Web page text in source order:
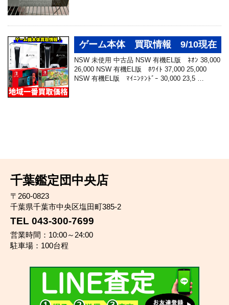
ゲーム本体 買取情報 9/10現在
NSW 未使用 中古品 NSW 有機EL版 ﾈｵﾝ 38,000
26,000 NSW 有機EL版 ﾎﾜｲﾄ 37,000 25,000
NSW 有機EL版 ﾏｲﾆﾝﾃﾝﾄﾞｰ 30,000 23,5 …
千葉鑑定団中央店
〒260-0823
千葉県千葉市中央区塩田町385-2
TEL 043-300-7699
営業時間：10:00～24:00
駐車場：100台程